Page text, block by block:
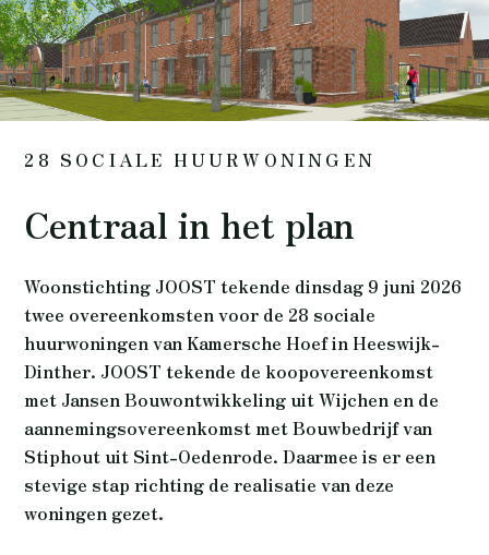
28 SOCIALE HUURWONINGEN
Centraal in het plan
Woonstichting JOOST tekende dinsdag 9 juni 2026
twee overeenkomsten voor de 28 sociale
huurwoningen van Kamersche Hoef in Heeswijk-
Dinther. JOOST tekende de koopovereenkomst
met Jansen Bouwontwikkeling uit Wijchen en de
aannemingsovereenkomst met Bouwbedrijf van
Stiphout uit Sint-Oedenrode. Daarmee is er een
stevige stap richting de realisatie van deze
woningen gezet.